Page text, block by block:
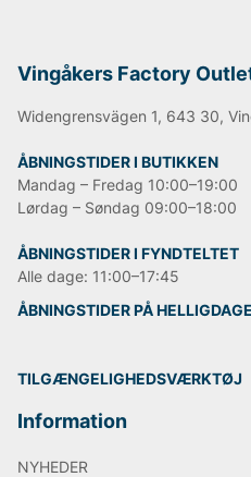
Vingåkers Factory
Widengrensvägen 1, 643 30,
ÅBNINGSTIDER I BUTIKKEN
Mandag – Fredag 10:00–19:00
Lørdag – Søndag 09:00–18:00
ÅBNINGSTIDER I FYNDTELTET
Alle dage: 11:00–17:45
ÅBNINGSTIDER PÅ HELLIGDAGE
TILGÆNGELIGHEDSVÆRKTØJ
Information
NYHEDER